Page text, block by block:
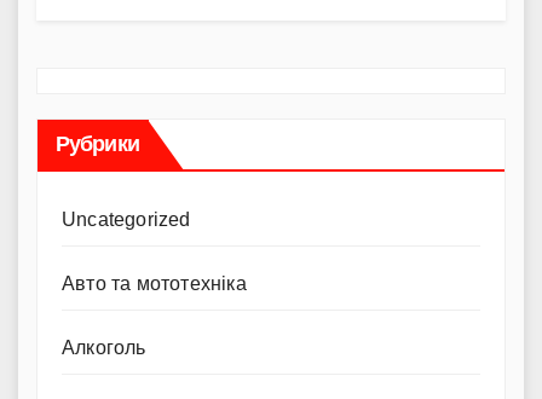
Рубрики
Uncategorized
Авто та мототехніка
Алкоголь